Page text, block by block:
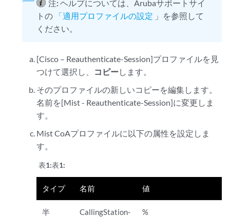
注:ヘルプについては、Arubaサポートサイ
トの
「適用プロファイルの設定 」を参照して
ください。
[Cisco – Reauthenticate-Session]プロファイルを見
つけて選択し、
コピーします。
そのプロファイルの新しいコピーを編集します。
名前を[Mist - Reauthenticate-Session]に変更しま
す。
Mist CoAプロファイルに以下の属性を設定しま
す。
表1:表1:
タイプ 名前 値
半
CallingStation-
%